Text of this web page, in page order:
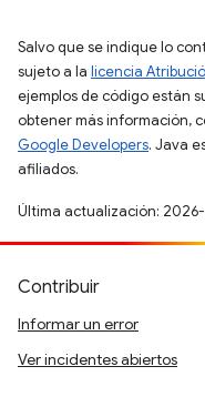
Salvo que se indique lo
sujeto a la licencia
ejemplos de código están
obtener más información,
Google Developers. Java
afiliados.
Última actualización:
Contribuir
Informar un error
Ver incidentes abiertos